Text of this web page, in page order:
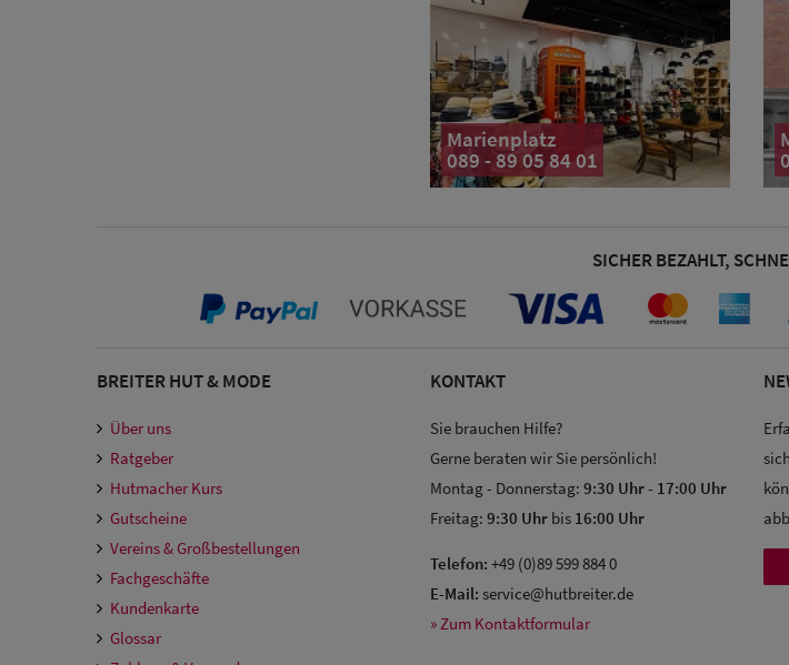
Marienplatz
089 - 89 05 84 01
SICHER BEZAHLT,
BREITER HUT & MODE
Über uns
Ratgeber
Hutmacher Kurs
Gutscheine
Vereins & Großbestellungen
Fachgeschäfte
Kundenkarte
Glossar
KONTAKT
Sie brauchen Hilfe?
Gerne beraten wir Sie persönlich!
Montag - Donnerstag: 9:30 Uhr- 17:00 Uhr
Freitag: 9:30 Uhr bis 16:00 Uhr
Telefon: +49 (0)89 599 884 0
E-Mail: service@hutbreiter.de
» Zum Kontaktformular